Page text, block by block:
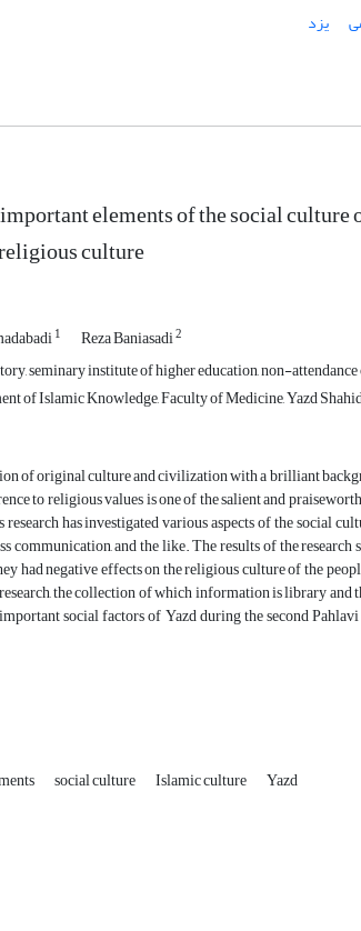
یزد
elements of the social culture
culture
1 Reza Baniasadi2
seminary institute of higher education, non-attendance
of Islamic Knowledge, Faculty of Medicine, Yazd
of original culture and civilization with a brilliant
to religious values is one of the salient and
has investigated various aspects of the social
communication, and the like. The results of the
had negative effects on the religious culture of the
the collection of which information is library and
social factors of Yazd during the second
social culture Islamic culture Yazd